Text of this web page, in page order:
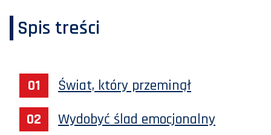
Spis treści
Świat, który przeminął
Wydobyć ślad emocjonalny